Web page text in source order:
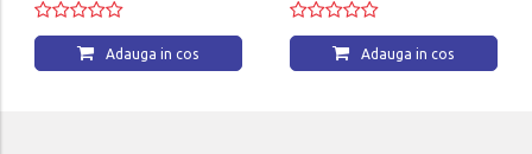
Adauga in cos